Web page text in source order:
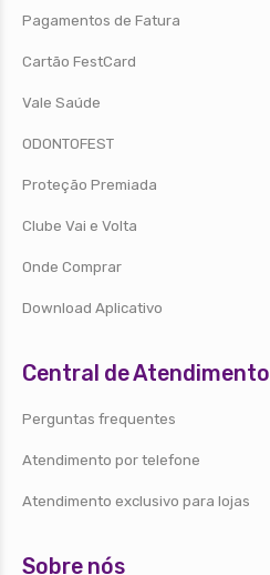
Pagamentos de Fatura
Cartão FestCard
Vale Saúde
ODONTOFEST
Proteção Premiada
Clube Vai e Volta
Onde Comprar
Download Aplicativo
Central de Atendimento
Perguntas frequentes
Atendimento por telefone
Atendimento exclusivo para lojas
Sobre nós